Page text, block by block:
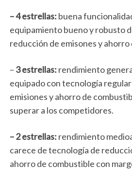
– 4 estrellas: buena
equipamiento bueno y robusto
reducción de emisones y
– 3 estrellas: rendimiento
equipado con tecnología
emisiones y ahorro de
superar a los competidores.
– 2 estrellas: rendimiento
carece de tecnología de
ahorro de combustible con